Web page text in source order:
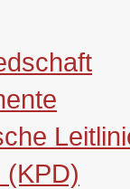
(KPD)